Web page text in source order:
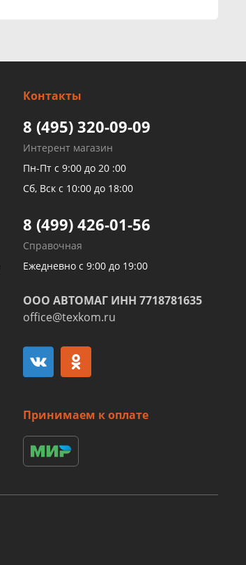
Контакты
8 (495) 320-09-09
Интерент магазин
Пн-Пт с 9:00 до 20 :00
Сб, Вск с 10:00 до 18:00
8 (499) 426-01-56
Справочная
Ежедневно с 9:00 до 19:00
ООО АВТОМАГ ИНН 7718781635
office@texkom.ru
Принимаем к оплате